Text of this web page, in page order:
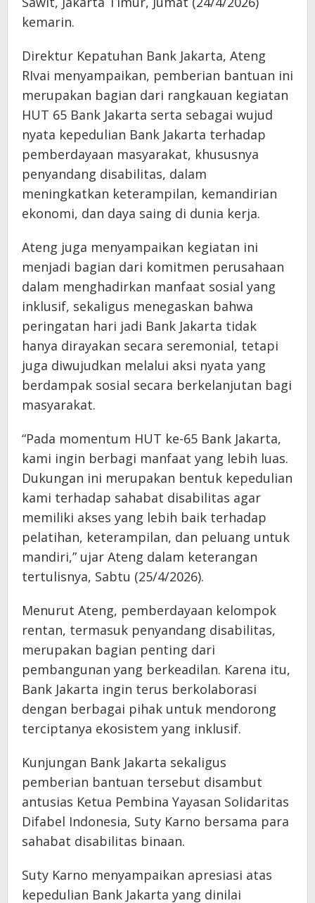
kemarin.
Direktur Kepatuhan Bank Jakarta, Ateng
RIvai menyampaikan, pemberian bantuan ini
merupakan bagian dari rangkauan kegiatan
HUT 65 Bank Jakarta serta sebagai wujud
nyata kepedulian Bank Jakarta terhadap
pemberdayaan masyarakat, khususnya
penyandang disabilitas, dalam
meningkatkan keterampilan, kemandirian
ekonomi, dan daya saing di dunia kerja.
Ateng juga menyampaikan kegiatan ini
menjadi bagian dari komitmen perusahaan
dalam menghadirkan manfaat sosial yang
inklusif, sekaligus menegaskan bahwa
peringatan hari jadi Bank Jakarta tidak
hanya dirayakan secara seremonial, tetapi
juga diwujudkan melalui aksi nyata yang
berdampak sosial secara berkelanjutan bagi
masyarakat.
“Pada momentum HUT ke-65 Bank Jakarta,
kami ingin berbagi manfaat yang lebih luas.
Dukungan ini merupakan bentuk kepedulian
kami terhadap sahabat disabilitas agar
memiliki akses yang lebih baik terhadap
pelatihan, keterampilan, dan peluang untuk
mandiri,” ujar Ateng dalam keterangan
tertulisnya, Sabtu (25/4/2026).
Menurut Ateng, pemberdayaan kelompok
rentan, termasuk penyandang disabilitas,
merupakan bagian penting dari
pembangunan yang berkeadilan. Karena itu,
Bank Jakarta ingin terus berkolaborasi
dengan berbagai pihak untuk mendorong
terciptanya ekosistem yang inklusif.
Kunjungan Bank Jakarta sekaligus
pemberian bantuan tersebut disambut
antusias Ketua Pembina Yayasan Solidaritas
Difabel Indonesia, Suty Karno bersama para
sahabat disabilitas binaan.
Suty Karno menyampaikan apresiasi atas
kepedulian Bank Jakarta yang dinilai